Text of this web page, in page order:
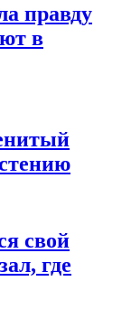
правду
в
свой
где